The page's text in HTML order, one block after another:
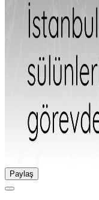
Paylaş